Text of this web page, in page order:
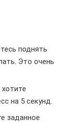
поднять
Это очень
на 5 секунд.
заданное